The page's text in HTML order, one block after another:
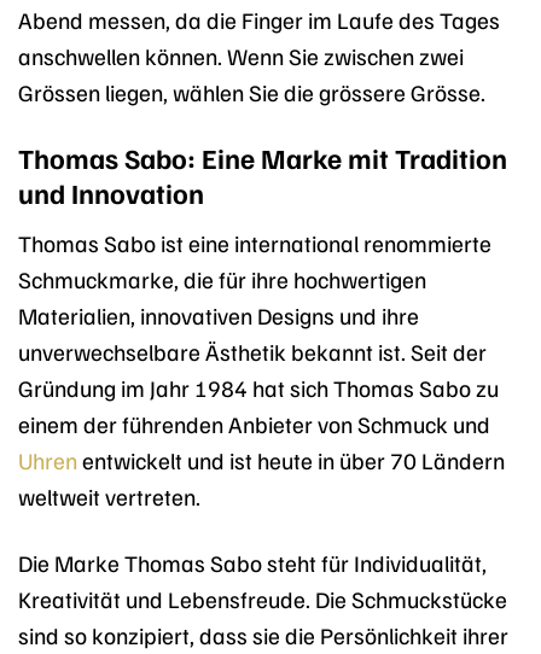
Abend messen, da die Finger im Laufe des Tages
anschwellen können. Wenn Sie zwischen zwei
Grössen liegen, wählen Sie die grössere Grösse.
Thomas Sabo: Eine Marke mit Tradition
und Innovation
Thomas Sabo ist eine international renommierte
Schmuckmarke, die für ihre hochwertigen
Materialien, innovativen Designs und ihre
unverwechselbare Ästhetik bekannt ist. Seit der
Gründung im Jahr 1984 hat sich Thomas Sabo zu
einem der führenden Anbieter von Schmuck und
Uhren entwickelt und ist heute in über 70 Ländern
weltweit vertreten.
Die Marke Thomas Sabo steht für Individualität,
Kreativität und Lebensfreude. Die Schmuckstücke
sind so konzipiert, dass sie die Persönlichkeit ihrer